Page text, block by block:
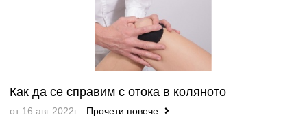
Как да се справим с отока в коляното
от 16 авг 2022г. Прочети повече